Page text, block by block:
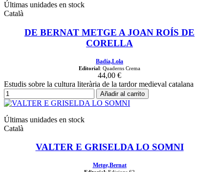
Últimas unidades en stock
Català
DE BERNAT METGE A JOAN ROÍS DE
CORELLA
Badía,Lola
Editorial: Quaderns Crema
44,00 €
Estudis sobre la cultura literària de la tardor medieval catalana
Añadir al carrito
Últimas unidades en stock
Català
VALTER E GRISELDA LO SOMNI
Metge,Bernat